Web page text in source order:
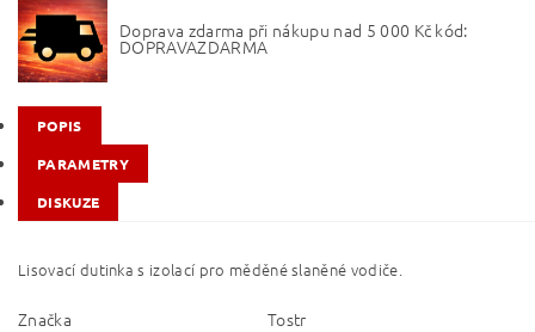
Doprava zdarma při nákupu nad 5 000 Kč kód:
DOPRAVAZDARMA
POPIS
PARAMETRY
DISKUZE
Lisovací dutinka s izolací pro měděné slaněné vodiče.
Značka
Tostr